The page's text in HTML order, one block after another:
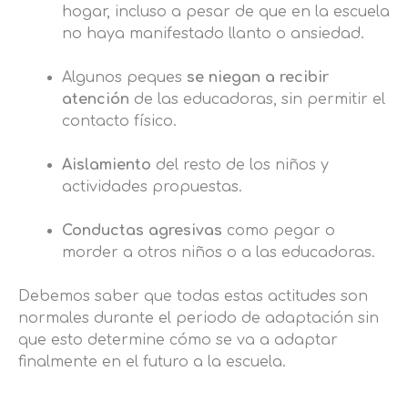
hogar, incluso a pesar de que en la escuela
no haya manifestado llanto o ansiedad.
Algunos peques se niegan a recibir
atención de las educadoras, sin permitir el
contacto físico.
Aislamiento del resto de los niños y
actividades propuestas.
Conductas agresivas como pegar o
morder a otros niños o a las educadoras.
Debemos saber que todas estas actitudes son
normales durante el periodo de adaptación sin
que esto determine cómo se va a adaptar
finalmente en el futuro a la escuela.